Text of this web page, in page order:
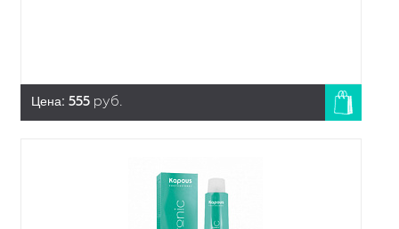
Цена: 555 руб.